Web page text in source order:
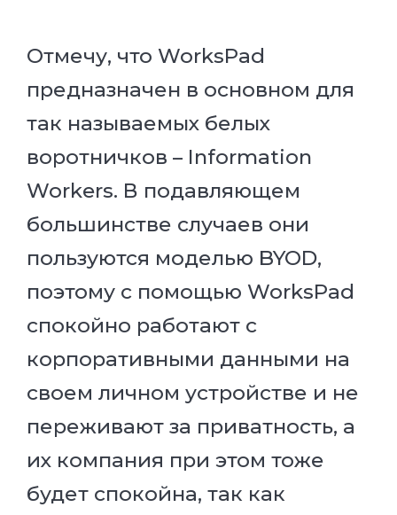
Отмечу, что WorksPad
предназначен в основном для
так называемых белых
воротничков – Information
Workers. В подавляющем
большинстве случаев они
пользуются моделью BYOD,
поэтому с помощью WorksPad
спокойно работают с
корпоративными данными на
своем личном устройстве и не
переживают за приватность, а
их компания при этом тоже
будет спокойна, так как